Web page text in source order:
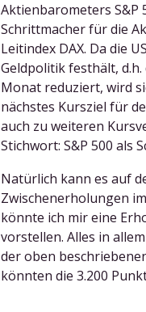
Aktienbarometers S&P
Schrittmacher für die
Leitindex DAX. Da die
Geldpolitik festhält,
Monat reduziert, wird
nächstes Kursziel für
auch zu weiteren
Stichwort: S&P 500 als
Natürlich kann es auf
Zwischenerholungen
könnte ich mir eine
vorstellen. Alles in
der oben
könnten die 3.200